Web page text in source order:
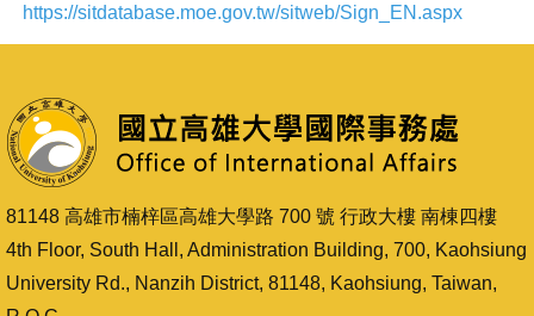
https://sitdatabase.moe.gov.tw/sitweb/Sign_EN.aspx
81148 高雄市楠梓區高雄大學路 700 號 行政大樓 南棟四樓
4th Floor, South Hall, Administration Building, 700, Kaohsiung
University Rd., Nanzih District, 81148, Kaohsiung, Taiwan,